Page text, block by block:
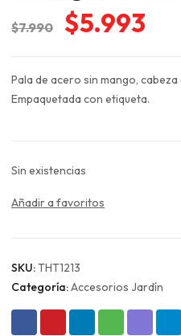
$7.990
El
original
era:
$5.993
es:
Pala de acero sin mango, cabeza
Empaquetada con etiqueta.
Sin existencias
Añadir a favoritos
SKU:THT1213
Categoría:Accesorios Jardín